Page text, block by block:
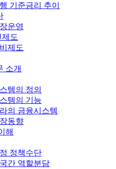
기준금리 추이
운영
제도
제도
소개
템의 정의
템의 기능
의 금융시스템
동향
해
정책수단
간 역할분담